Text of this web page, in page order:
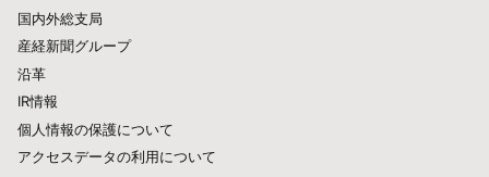
国内外総支局
産経新聞グループ
沿革
IR情報
個人情報の保護について
アクセスデータの利用について